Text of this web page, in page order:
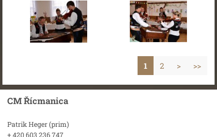
1 2 > >>
CM Řícmanica
Patrik Heger (prim)
+ 420 603 236 747